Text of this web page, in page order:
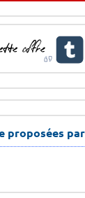
proposées